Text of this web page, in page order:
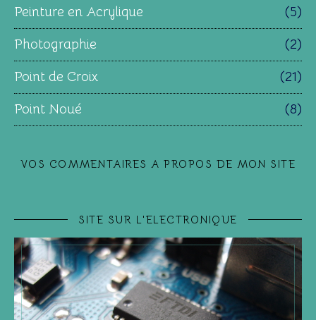
Peinture en Acrylique
(5)
Photographie
(2)
Point de Croix
(21)
Point Noué
(8)
VOS COMMENTAIRES A PROPOS DE MON SITE
SITE SUR L'ELECTRONIQUE